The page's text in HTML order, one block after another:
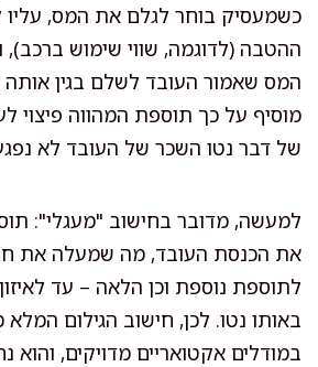
כשמעסיק בוחר לגלם את המס,
ההטבה (לדוגמה, שווי שימוש
המס שאמור העובד לשלם בגין
מוסיף על כך תוספת המהווה פיצוי
של דבר נטו השכר של העובד לא
למעשה, מדובר בחישוב "מעגלי":
את הכנסת העובד, מה שמעלה את
לתוספת נוספת וכן הלאה – עד
באותו נטו. לכן, חישוב הגילום המלא
במודלים אקטואריים מדויקים, והוא